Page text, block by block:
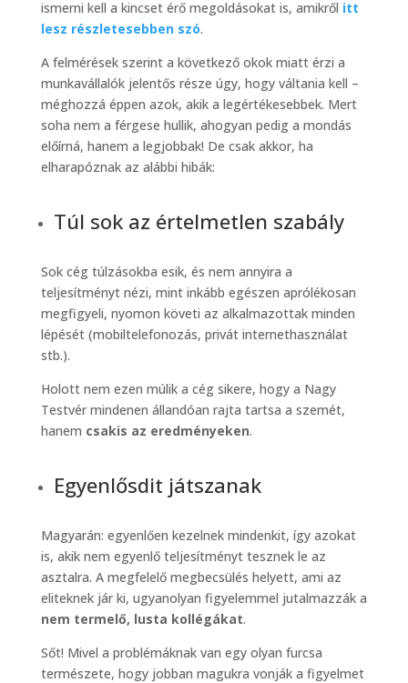
ismerni kell a kincset érő megoldásokat is, amikről itt
lesz részletesebben szó.
A felmérések szerint a következő okok miatt érzi a
munkavállalók jelentős része úgy, hogy váltania kell –
méghozzá éppen azok, akik a legértékesebbek. Mert
soha nem a férgese hullik, ahogyan pedig a mondás
előírná, hanem a legjobbak! De csak akkor, ha
elharapóznak az alábbi hibák:
Túl sok az értelmetlen szabály
Sok cég túlzásokba esik, és nem annyira a
teljesítményt nézi, mint inkább egészen aprólékosan
megfigyeli, nyomon követi az alkalmazottak minden
lépését (mobiltelefonozás, privát internethasználat
stb.).
Holott nem ezen múlik a cég sikere, hogy a Nagy
Testvér mindenen állandóan rajta tartsa a szemét,
hanem csakis az eredményeken.
Egyenlősdit játszanak
Magyarán: egyenlően kezelnek mindenkit, így azokat
is, akik nem egyenlő teljesítményt tesznek le az
asztalra. A megfelelő megbecsülés helyett, ami az
eliteknek jár ki, ugyanolyan figyelemmel jutalmazzák a
nem termelő, lusta kollégákat.
Sőt! Mivel a problémáknak van egy olyan furcsa
természete, hogy jobban magukra vonják a figyelmet